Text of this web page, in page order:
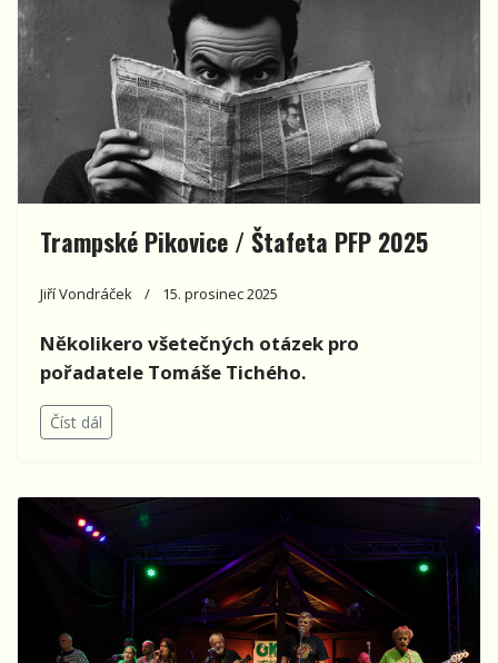
Trampské Pikovice / Štafeta PFP 2025
Jiří Vondráček 15. prosinec 2025
Několikero všetečných otázek pro
pořadatele Tomáše Tichého.
Číst dál